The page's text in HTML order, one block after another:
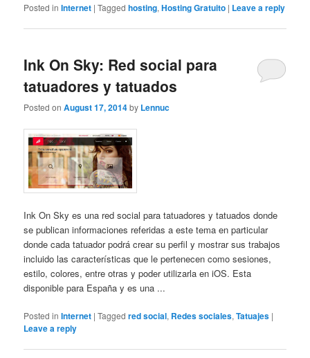
Posted in Internet |Tagged hosting,Hosting Gratuito | Leave a reply
Ink On Sky: Red social para
tatuadores y tatuados
Posted onAugust 17, 2014by Lennuc
Ink On Sky es una red social para tatuadores y tatuados donde
se publican informaciones referidas a este tema en particular
donde cada tatuador podrá crear su perfil y mostrar sus trabajos
incluido las características que le pertenecen como sesiones,
estilo, colores, entre otras y poder utilizarla en iOS. Esta
disponible para España y es una ...
Posted in Internet |Tagged red social, Redes sociales,Tatuajes |
Leave a reply